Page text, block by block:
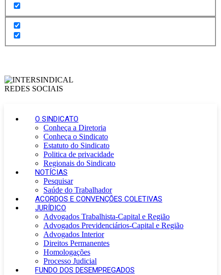
O SINDICATO
Conheça a Diretoria
Conheça o Sindicato
Estatuto do Sindicato
Politica de privacidade
Regionais do Sindicato
NOTÍCIAS
Pesquisar
Saúde do Trabalhador
ACORDOS E CONVENÇÕES COLETIVAS
JURÍDICO
Advogados Trabalhista-Capital e Região
Advogados Previdenciários-Capital e Região
Advogados Interior
Direitos Permanentes
Homologações
Processo Judicial
FUNDO DOS DESEMPREGADOS